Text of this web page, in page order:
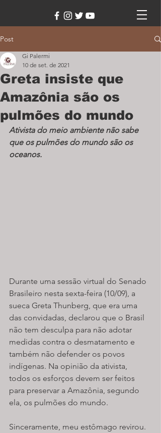
Post
Greta insiste que
Amazônia são os
pulmões do mundo
Gi Palermi
10 de set. de 2021
Ativista do meio ambiente não sabe
que os pulmões do mundo são os
oceanos.
Durante uma sessão virtual do Senado
Brasileiro nesta sexta-feira (10/09), a
sueca Greta Thunberg, que era uma
das convidadas, declarou que o Brasil
não tem desculpa para não adotar
medidas contra o desmatamento e
também não defender os povos
indígenas. Na opinião da ativista,
todos os esforços devem ser feitos
para preservar a Amazônia, segundo
ela, os pulmões do mundo.
Sinceramente, meu estômago revirou.